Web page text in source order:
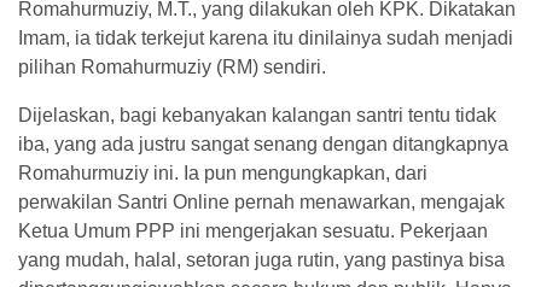
Romahurmuziy, M.T., yang dilakukan oleh KPK. Dikatakan
Imam, ia tidak terkejut karena itu dinilainya sudah menjadi
pilihan Romahurmuziy (RM) sendiri.
Dijelaskan, bagi kebanyakan kalangan santri tentu tidak
iba, yang ada justru sangat senang dengan ditangkapnya
Romahurmuziy ini. Ia pun mengungkapkan, dari
perwakilan Santri Online pernah menawarkan, mengajak
Ketua Umum PPP ini mengerjakan sesuatu. Pekerjaan
yang mudah, halal, setoran juga rutin, yang pastinya bisa